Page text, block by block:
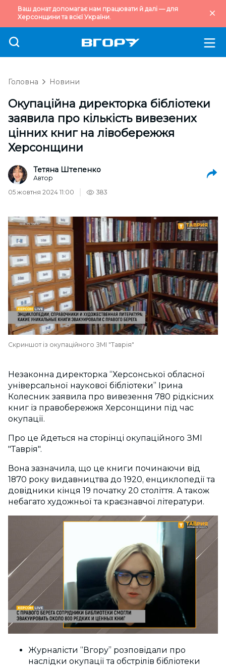
Ваш донат допомагає нам працювати й далі — для
Херсонщини та всієї України.
Головна Новини
Окупаційна директорка бібліотеки
заявила про кількість вивезених
цінних книг на лівобережжя
Херсонщини
Тетяна Штепенко
Автор
05 жовтня 2024 11:00
383
Скриншот із окупаційного ЗМІ "Таврія"
Незаконна директорка “Херсонської обласної
універсальної наукової бібліотеки” Ірина
Колесник заявила про вивезення 780 рідкісних
книг із правобережжя Херсонщини під час
окупації.
Про це йдеться на сторінці окупаційного ЗМІ
"Таврія".
Вона зазначила, що це книги починаючи від
1870 року видавництва до 1920, енциклопедії та
довідники кінця 19 початку 20 століття. А також
небагато художньої та краєзнавчої літератури.
Журналісти “Вгору” розповідали про
наслідки окупації та обстрілів бібліотеки